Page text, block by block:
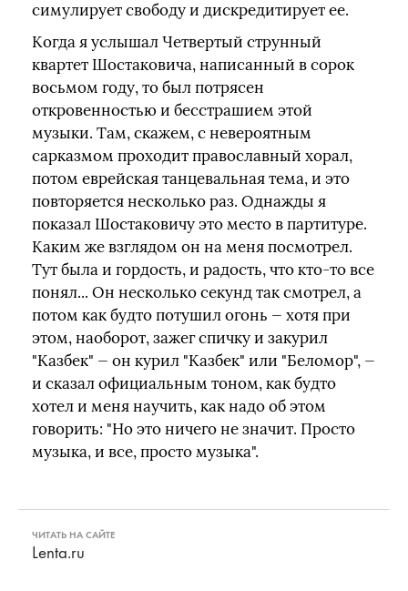
симулирует свободу и дискредитирует ее.
Когда я услышал Четвертый струнный
квартет Шостаковича, написанный в сорок
восьмом году, то был потрясен
откровенностью и бесстрашием этой
музыки. Там, скажем, с невероятным
сарказмом проходит православный хорал,
потом еврейская танцевальная тема, и это
повторяется несколько раз. Однажды я
показал Шостаковичу это место в партитуре.
Каким же взглядом он на меня посмотрел.
Тут была и гордость, и радость, что кто-то все
понял... Он несколько секунд так смотрел, а
потом как будто потушил огонь — хотя при
этом, наоборот, зажег спичку и закурил
"Казбек" — он курил "Казбек" или "Беломор", —
и сказал официальным тоном, как будто
хотел и меня научить, как надо об этом
говорить: "Но это ничего не значит. Просто
музыка, и все, просто музыка".
ЧИТАТЬ НА САЙТЕ
Lenta.ru